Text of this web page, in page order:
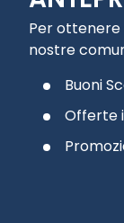
Per ottenere
nostre
Buoni
Offerte